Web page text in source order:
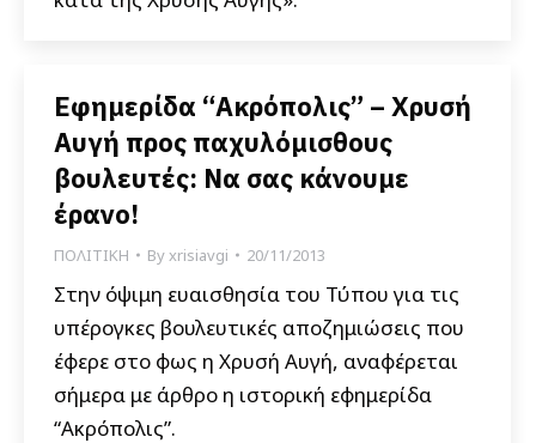
Εφημερίδα “Ακρόπολις” – Χρυσή
Αυγή προς παχυλόμισθους
βουλευτές: Να σας κάνουμε
έρανο!
ΠΟΛΙΤΙΚΗ Byxrisiavgi 20/11/2013
Στην όψιμη ευαισθησία του Τύπου για τις
υπέρογκες βουλευτικές αποζημιώσεις που
έφερε στο φως η Χρυσή Αυγή, αναφέρεται
σήμερα με άρθρο η ιστορική εφημερίδα
“Ακρόπολις”.